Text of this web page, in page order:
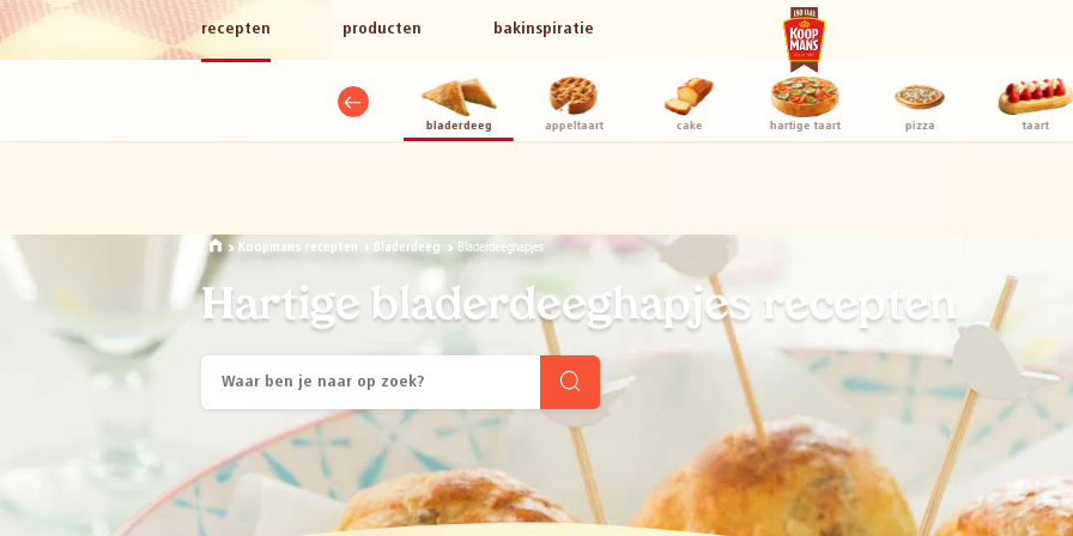
recepten producten bakinspiratie
bladerdeeg appeltaart cake hartige taart pizza taart
Koopmans recepten Bladerdeeg Bladerdeeghapjes
Hartige bladerdeeghapjes recepten